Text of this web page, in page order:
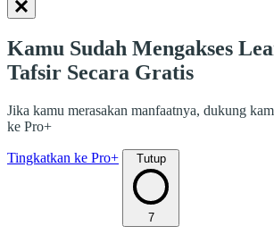
Kamu Sudah Mengakses
Tafsir Secara Gratis
Jika kamu merasakan manfaatnya, dukung
ke Pro+
Tingkatkan ke Pro+ Tutup
7